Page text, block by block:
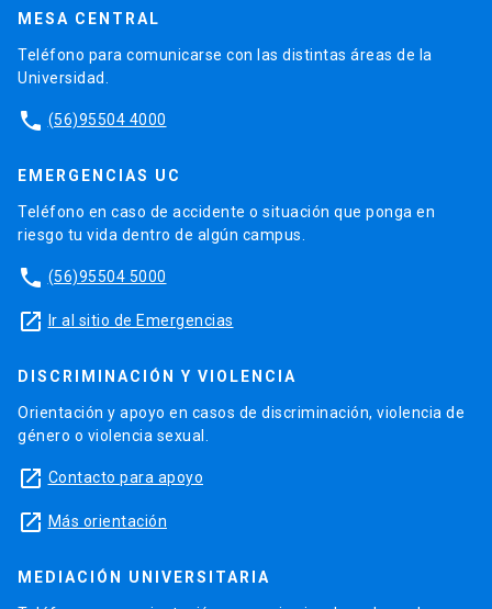
MESA CENTRAL
Teléfono para comunicarse con las distintas áreas de la
Universidad.
phone (56)95504 4000
EMERGENCIAS UC
Teléfono en caso de accidente o situación que ponga en
riesgo tu vida dentro de algún campus.
phone (56)95504 5000
launch Ir al sitio de Emergencias
DISCRIMINACIÓN Y VIOLENCIA
Orientación y apoyo en casos de discriminación, violencia de
género o violencia sexual.
launch Contacto para apoyo
launch Más orientación
MEDIACIÓN UNIVERSITARIA